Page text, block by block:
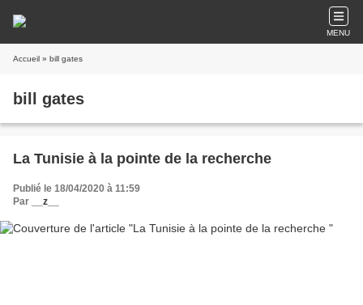
MENU
Accueil » bill gates
bill gates
La Tunisie à la pointe de la recherche
Publié le 18/04/2020 à 11:59
Par
__z__